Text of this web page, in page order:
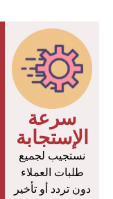
سرعة
الإستجابة
نستجيب لجميع
طلبات العملاء
دون تردد أو تأخير